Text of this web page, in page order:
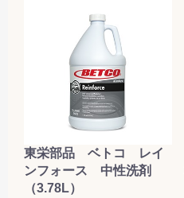
東栄部品 ベトコ レイ
ンフォース 中性洗剤
（3.78L）